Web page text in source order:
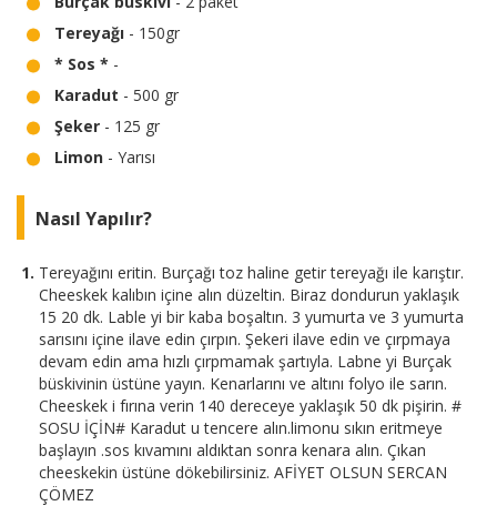
Tereyağı - 150gr
* Sos * -
Karadut - 500 gr
Şeker - 125 gr
Limon - Yarısı
Nasıl Yapılır?
Tereyağını eritin. Burçağı toz haline getir tereyağı ile karıştır.
Cheeskek kalıbın içine alın düzeltin. Biraz dondurun yaklaşık
15 20 dk. Lable yi bir kaba boşaltın. 3 yumurta ve 3 yumurta
sarısını içine ilave edin çırpın. Şekeri ilave edin ve çırpmaya
devam edin ama hızlı çırpmamak şartıyla. Labne yi Burçak
büskivinin üstüne yayın. Kenarlarını ve altını folyo ile sarın.
Cheeskek i fırına verin 140 dereceye yaklaşık 50 dk pişirin. #
SOSU İÇİN# Karadut u tencere alın.limonu sıkın eritmeye
başlayın .sos kıvamını aldıktan sonra kenara alın. Çıkan
cheeskekin üstüne dökebilirsiniz. AFİYET OLSUN SERCAN
ÇÖMEZ